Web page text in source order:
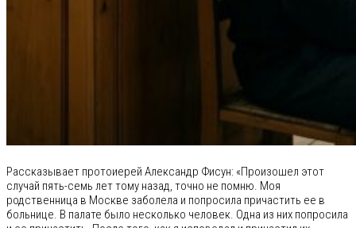
Рассказывает протоиерей Александр Фисун: «Произошел этот
случай пять-семь лет тому назад, точно не помню. Моя
родственница в Москве заболела и попросила причастить ее в
больнице. В палате было несколько человек. Одна из них попросила